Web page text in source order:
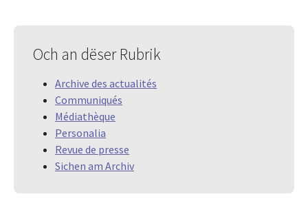
Och an dëser Rubrik
Archive des actualités
Communiqués
Médiathèque
Personalia
Revue de presse
Sichen am Archiv